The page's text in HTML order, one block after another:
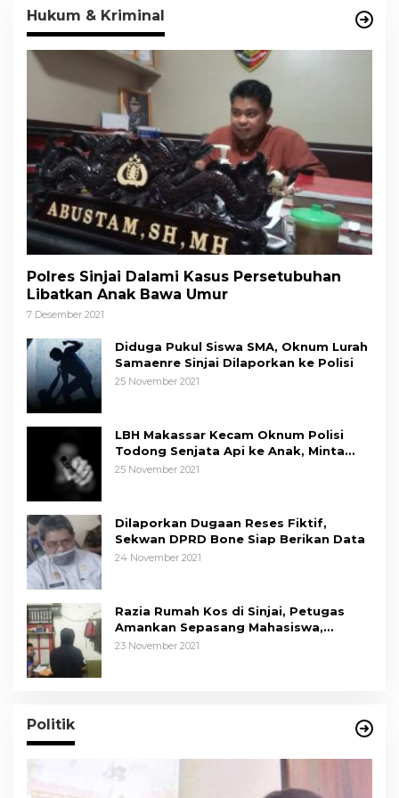
Hukum & Kriminal
Polres Sinjai Dalami Kasus Persetubuhan
Libatkan Anak Bawa Umur
7 Desember 2021
Diduga Pukul Siswa SMA, Oknum Lurah
Samaenre Sinjai Dilaporkan ke Polisi
25 November 2021
LBH Makassar Kecam Oknum Polisi
Todong Senjata Api ke Anak, Minta
Kapolda Sulsel Tindak Tegas
25 November 2021
Dilaporkan Dugaan Reses Fiktif,
Sekwan DPRD Bone Siap Berikan Data
24 November 2021
Razia Rumah Kos di Sinjai, Petugas
Amankan Sepasang Mahasiswa,
Mengaku Berpacaran
23 November 2021
Politik